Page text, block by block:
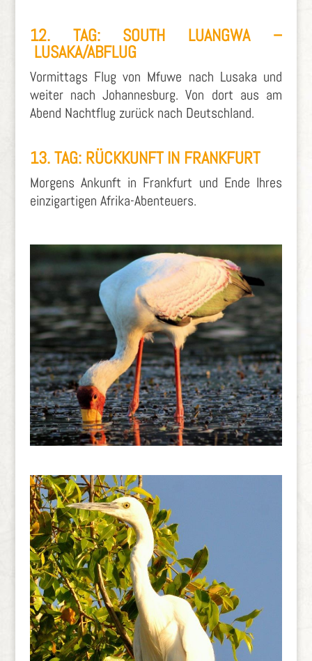
12. TAG: SOUTH LUANGWA –
LUSAKA/ABFLUG
Vormittags Flug von Mfuwe nach Lusaka und
weiter nach Johannesburg. Von dort aus am
Abend Nachtflug zurück nach Deutschland.
13. TAG: RÜCKKUNFT IN FRANKFURT
Morgens Ankunft in Frankfurt und Ende Ihres
einzigartigen Afrika-Abenteuers.